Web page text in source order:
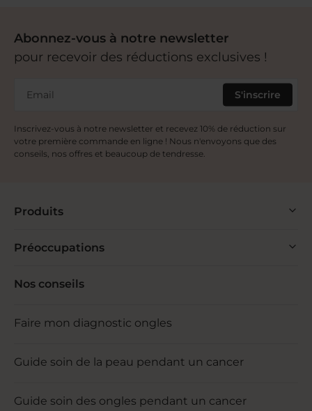
Abonnez-vous à notre newsletter
pour recevoir des réductions exclusives !
Email S'inscrire
Inscrivez-vous à notre newsletter et recevez 10% de réduction sur
votre première commande en ligne ! Nous n'envoyons que des
conseils, nos offres et beaucoup de tendresse.
Produits
Préoccupations
Nos conseils
Faire mon diagnostic ongles
Guide soin de la peau pendant un cancer
Guide soin des ongles pendant un cancer